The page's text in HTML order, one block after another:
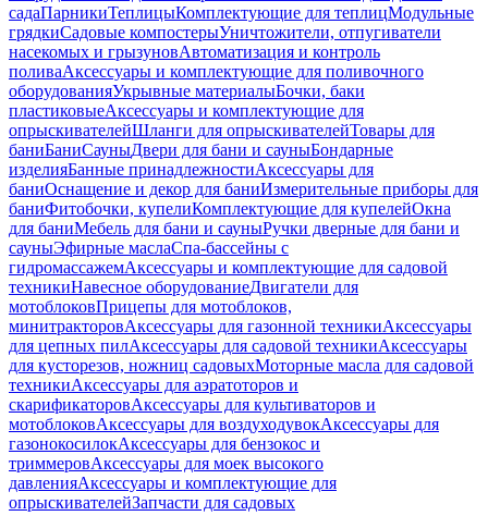
садаПарникиТеплицыКомплектующие для теплицМодульные
грядкиСадовые компостерыУничтожители, отпугиватели
насекомых и грызуновАвтоматизация и контроль
поливаАксессуары и комплектующие для поливочного
оборудованияУкрывные материалыБочки, баки
пластиковыеАксессуары и комплектующие для
опрыскивателейШланги для опрыскивателейТовары для
баниБаниСауныДвери для бани и сауныБондарные
изделияБанные принадлежностиАксессуары для
баниОснащение и декор для баниИзмерительные приборы для
баниФитобочки, купелиКомплектующие для купелейОкна
для баниМебель для бани и сауныРучки дверные для бани и
сауныЭфирные маслаСпа-бассейны с
гидромассажемАксессуары и комплектующие для садовой
техникиНавесное оборудованиеДвигатели для
мотоблоковПрицепы для мотоблоков,
минитракторовАксессуары для газонной техникиАксессуары
для цепных пилАксессуары для садовой техникиАксессуары
для кусторезов, ножниц садовыхМоторные масла для садовой
техникиАксессуары для аэратоторов и
скарификаторовАксессуары для культиваторов и
мотоблоковАксессуары для воздуходувокАксессуары для
газонокосилокАксессуары для бензокос и
триммеровАксессуары для моек высокого
давленияАксессуары и комплектующие для
опрыскивателейЗапчасти для садовых